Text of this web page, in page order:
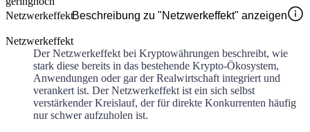
NetzwerkeffektBeschreibung zu "Netzwerkeffekt" anzeigen
Netzwerkeffekt
Der Netzwerkeffekt bei Kryptowährungen beschreibt, wie
stark diese bereits in das bestehende Krypto-Ökosystem,
Anwendungen oder gar der Realwirtschaft integriert und
verankert ist. Der Netzwerkeffekt ist ein sich selbst
verstärkender Kreislauf, der für direkte Konkurrenten häufig
nur schwer aufzuholen ist.